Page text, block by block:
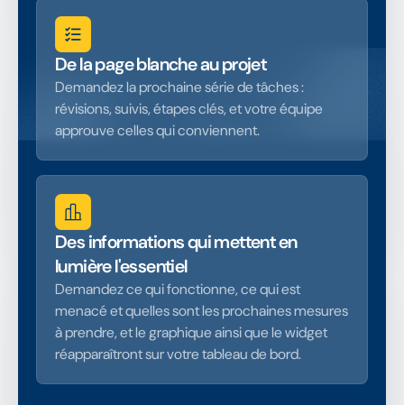
De la page blanche au projet
Demandez la prochaine série de tâches :
révisions, suivis, étapes clés, et votre équipe
approuve celles qui conviennent.
Des informations qui mettent en
lumière l'essentiel
Demandez ce qui fonctionne, ce qui est
menacé et quelles sont les prochaines mesures
à prendre, et le graphique ainsi que le widget
réapparaîtront sur votre tableau de bord.